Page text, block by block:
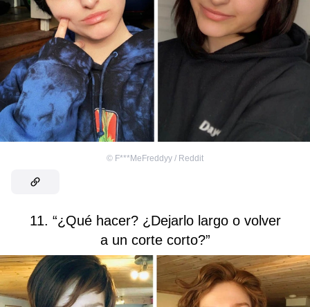
© F***MeFreddyy / Reddit
11. “¿Qué hacer? ¿Dejarlo largo o volver
a un corte corto?”